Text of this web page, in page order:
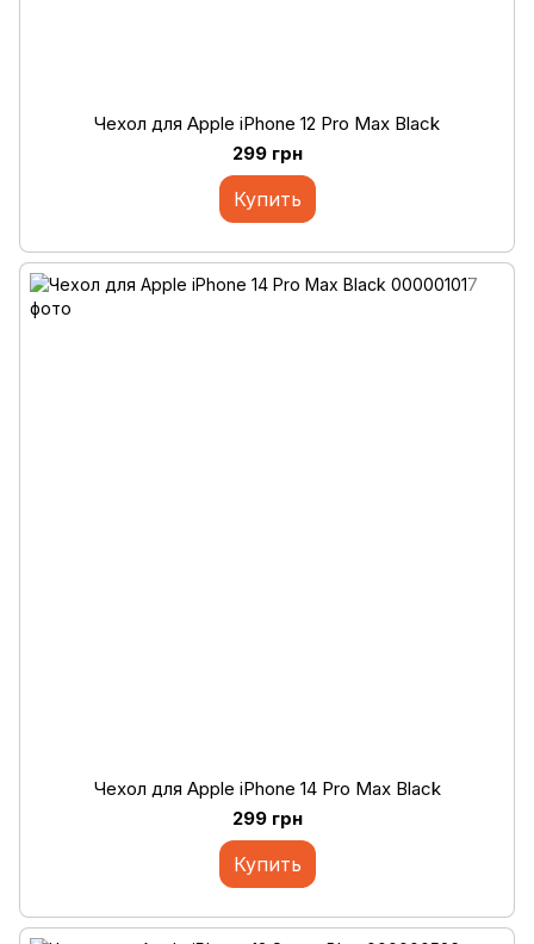
Чехол для Apple iPhone 12 Pro Max Black
299 грн
Купить
Чехол для Apple iPhone 14 Pro Max Black
299 грн
Купить